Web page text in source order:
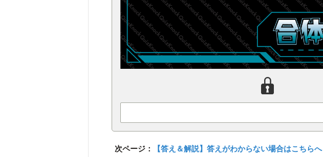
次ページ： 【答え＆解説】答えがわからない場合はこちらへ